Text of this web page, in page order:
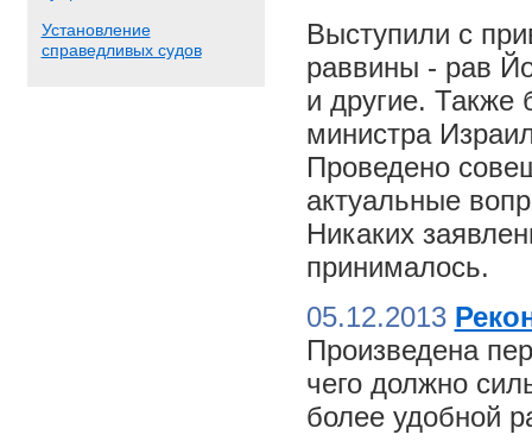
Установление
справедливых судов
Выступили с
раввины - рав
и другие. Также
министра
Проведено
актуальные
Никаких
принималось.
05.12.2013
Произведена
чего должно
более удобной